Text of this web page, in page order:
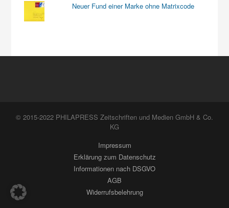
Neuer Fund einer Marke ohne Matrixcode
© 2015-2022 PHILAPRESS Zeitschriften und Medien GmbH & Co.
KG
Impressum
Erklärung zum Datenschutz
Informationen nach DSGVO
AGB
Widerrufsbelehrung